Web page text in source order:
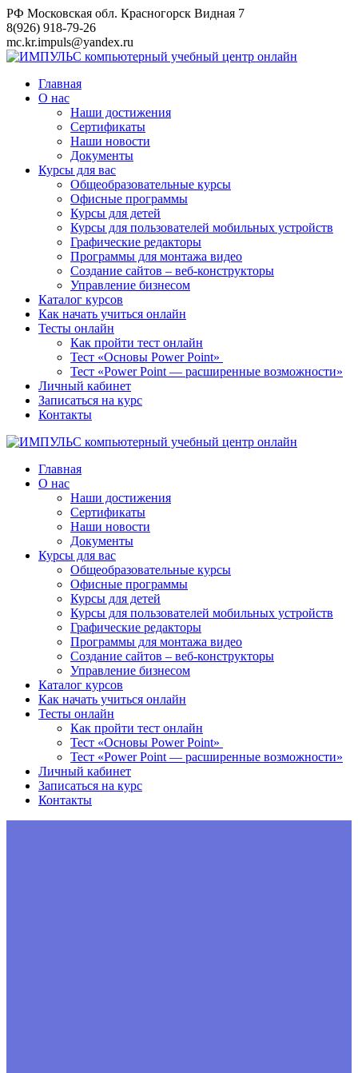
Перейти
к
контенту
РФ Московская обл. Красногорск Видная 7
8(926) 918-79-26
mc.kr.impuls@yandex.ru
Главная
О нас
Наши достижения
Сертификаты
Наши новости
Документы
Курсы для вас
Общеобразовательные курсы
Офисные программы
Курсы для детей
Курсы для пользователей мобильных устройств
Графические редакторы
Программы для монтажа видео
Создание сайтов – веб-конструкторы
Управление бизнесом
Каталог курсов
Как начать учиться онлайн
Тесты онлайн
Как пройти тест онлайн
Тест «Основы Power Point»
Тест «Power Point — расширенные возможности»
Личный кабинет
Записаться на курс
Контакты
Главная
О нас
Наши достижения
Сертификаты
Наши новости
Документы
Курсы для вас
Общеобразовательные курсы
Офисные программы
Курсы для детей
Курсы для пользователей мобильных устройств
Графические редакторы
Программы для монтажа видео
Создание сайтов – веб-конструкторы
Управление бизнесом
Каталог курсов
Как начать учиться онлайн
Тесты онлайн
Как пройти тест онлайн
Тест «Основы Power Point»
Тест «Power Point — расширенные возможности»
Личный кабинет
Записаться на курс
Контакты